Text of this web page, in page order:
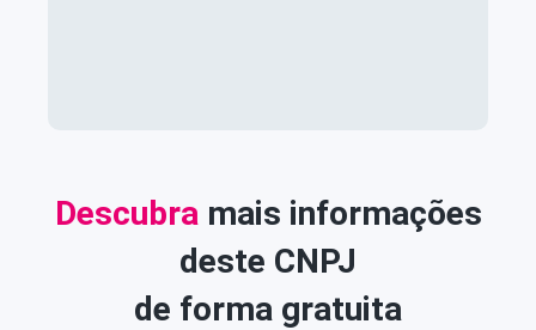
Descubra mais informações
deste CNPJ
de forma gratuita